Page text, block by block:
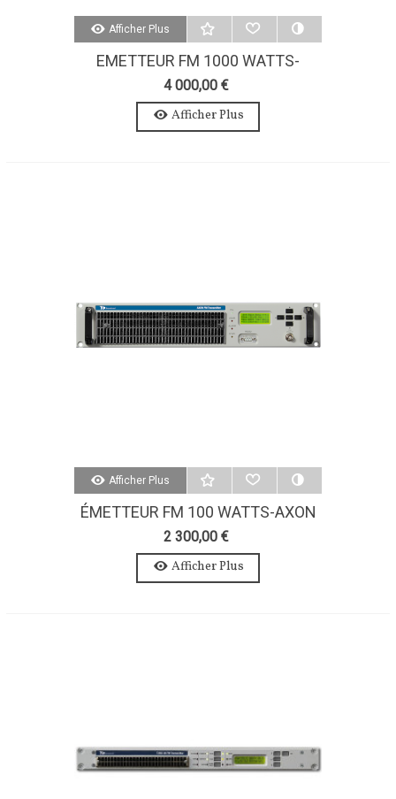
Afficher Plus
EMETTEUR FM 1000 WATTS-
AXON 1000W-STEREO-MPX
4 000,00 €
Afficher Plus
Afficher Plus
ÉMETTEUR FM 100 WATTS-AXON
100W-STEREO-MPX
2 300,00 €
Afficher Plus